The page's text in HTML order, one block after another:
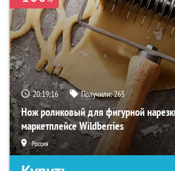
20:19:15 Получили:265
Нож роликовый для фигурной
маркетплейсе Wildberries
Россия